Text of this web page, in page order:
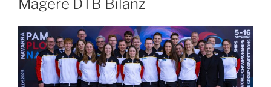
Magere DTB Bilanz